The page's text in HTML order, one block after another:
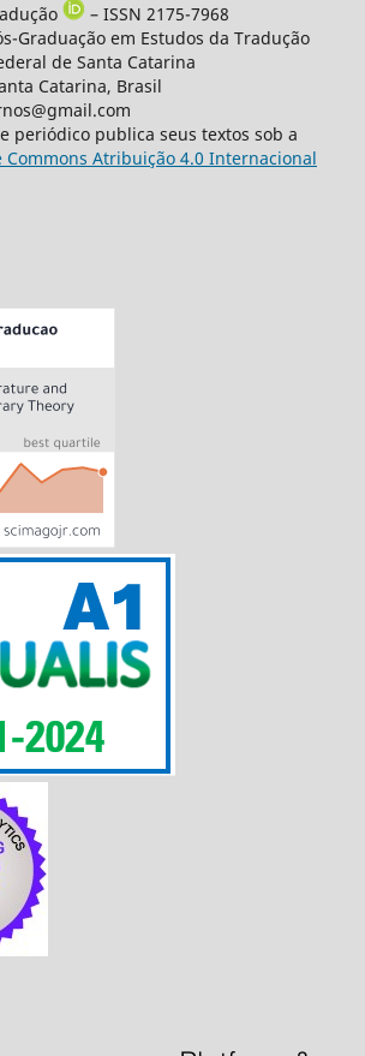
– ISSN 2175-7968
Graduação em Estudos da Tradução
de Santa Catarina
Catarina, Brasil
periódico publica seus textos sob a
Commons Atribuição 4.0 Internacional